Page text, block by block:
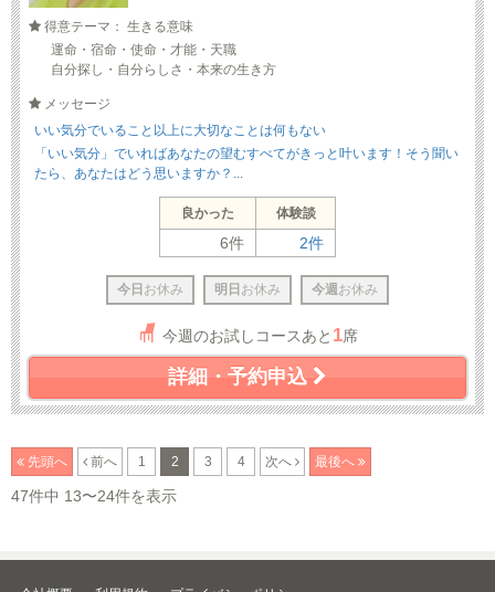
得意テーマ： 生きる意味
運命・宿命・使命・才能・天職
自分探し・自分らしさ・本来の生き方
メッセージ
いい気分でいること以上に大切なことは何もない
「いい気分」でいればあなたの望むすべてがきっと叶います！そう聞い
たら、あなたはどう思いますか？...
良かった 体験談
6件 2件
今日 お休み 明日 お休み 今週 お休み
今週のお試しコースあと 1席
詳細・予約申込
先頭へ 前へ 1 2 3 4 次へ 最後へ
47件中 13〜24件を表示